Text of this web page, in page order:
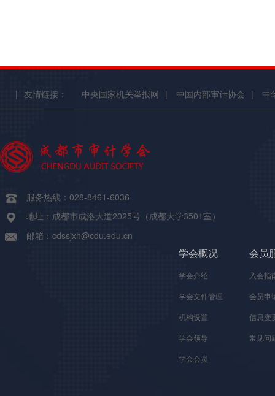
| 友情链接： 中央国家机关举报网 | 中国内部审计协会 | 中
服务热线：028-8461-6036
地址：成都市成洛大道2025号（成都大学3501室）
邮箱：cdssjxh@cdu.edu.cn
学会概况
学会介绍
学会文件管理
机构设置
学会领导
学会会员
会员
入会指
会员申
信息变
常见问